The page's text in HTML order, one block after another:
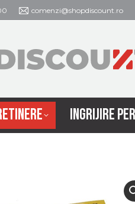
comenzi@shopdiscount.ro
INGRIJIRE
CURATENIE SI